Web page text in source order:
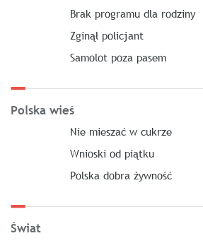
Brak programu dla rodziny
Zginął policjant
Samolot poza pasem
Polska wieś
Nie mieszać w cukrze
Wnioski od piątku
Polska dobra żywność
Świat